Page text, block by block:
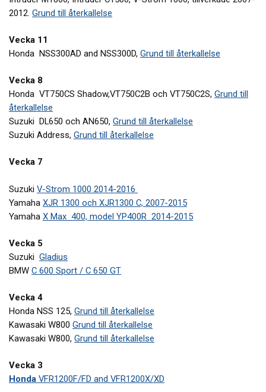
2012. Grund till återkallelse
Vecka 11
Honda NSS300AD and NSS300D, Grund till återkallelse
Vecka 8
Honda VT750CS Shadow,VT750C2B och VT750C2S, Grund till
återkallelse
Suzuki DL650 och AN650, Grund till återkallelse
Suzuki Address, Grund till återkallelse
Vecka 7
Suzuki V-Strom 1000 2014-2016
Yamaha XJR 1300 och XJR1300 C, 2007-2015
Yamaha X Max 400, model YP400R 2014-2015
Vecka 5
Suzuki Gladius
BMW C 600 Sport / C 650 GT
Vecka 4
Honda NSS 125, Grund till återkallelse
Kawasaki W800 Grund till återkallelse
Kawasaki W800, Grund till återkallelse
Vecka 3
Honda VFR1200F/FD and VFR1200X/XD